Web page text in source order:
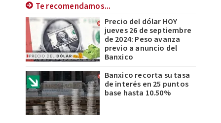
Te recomendamos...
Precio del dólar HOY
jueves 26 de septiembre
de 2024: Peso avanza
previo a anuncio del
Banxico
Banxico recorta su tasa
de interés en 25 puntos
base hasta 10.50%